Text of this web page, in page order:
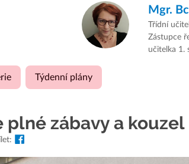
Mgr.
Třídní učitel
Zástupce
učitelka 1.
Týdenní plány
zábavy a kouzel